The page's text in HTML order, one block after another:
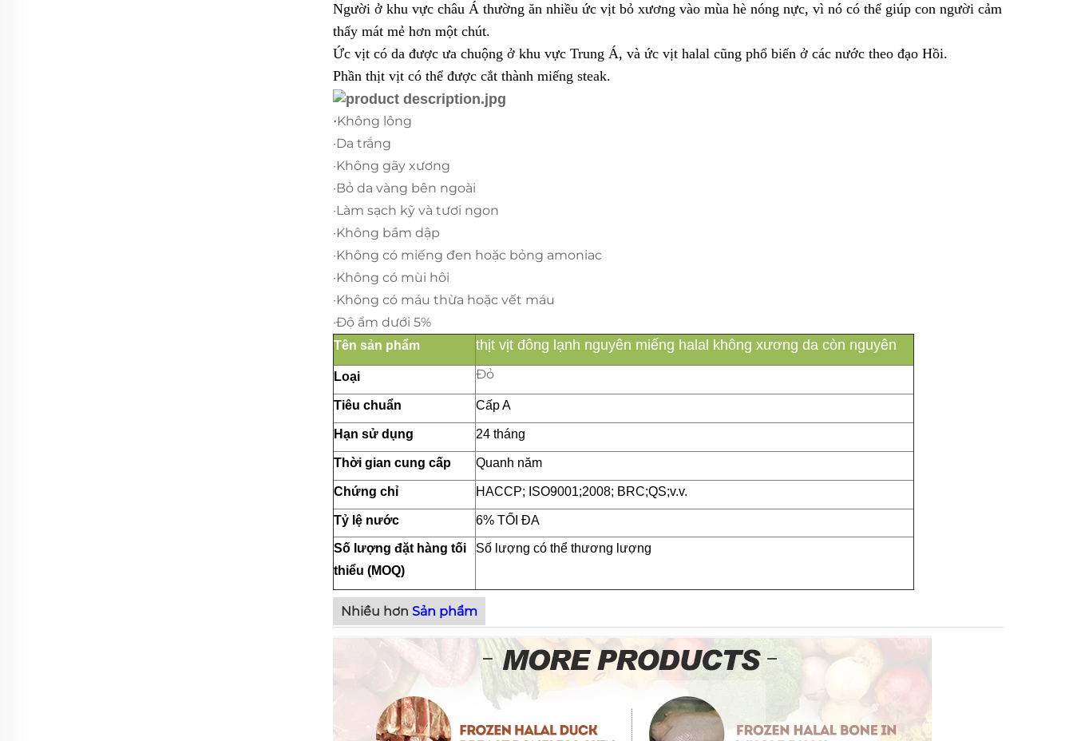
Người ở khu vực châu Á thường ăn nhiều ức vịt bỏ xương vào mùa hè nóng nực, vì nó có thể giúp con người cảm
thấy mát mẻ hơn một chút.
Ức vịt có da được ưa chuộng ở khu vực Trung Á, và ức vịt halal cũng phổ biến ở các nước theo đạo Hồi.
Phần thịt vịt có thể được cắt thành miếng steak.
·Không lông
·Da trắng
·Không gãy xương
·Bỏ da vàng bên ngoài
·Làm sạch kỹ và tươi ngon
·Không bầm dập
·Không có miếng đen hoặc bỏng amoniac
·Không có mùi hôi
·Không có máu thừa hoặc vết máu
·Độ ẩm dưới 5%
Tên sản phẩm thịt vịt đông lạnh nguyên miếng halal không xương da còn nguyên
Loại Đỏ
Tiêu chuẩn Cấp A
Hạn sử dụng 24 tháng
Thời gian cung cấp Quanh năm
Chứng chỉ HACCP; ISO9001;2008; BRC;QS;v.v.
Tỷ lệ nước 6% TỐI ĐA
Số lượng đặt hàng tối
thiểu (MOQ)
Số lượng có thể thương lượng
Nhiều hơn Sản phẩm